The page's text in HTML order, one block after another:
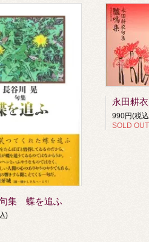
集 蝶を追ふ
)
永田耕
990円(税
SOLD OUT